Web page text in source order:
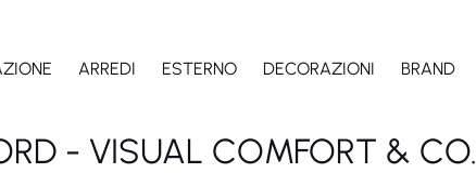
ARREDI ESTERNO DECORAZIONI BRAND
- VISUAL COMFORT & CO.